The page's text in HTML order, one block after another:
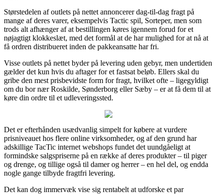
Størstedelen af outlets på nettet annoncerer dag-til-dag fragt på
mange af deres varer, eksempelvis Tactic spil, Sorteper, men som
trods alt afhænger af at bestillingen køres igennem forud for et
nøjagtigt klokkeslæt, med det formål at de har mulighed for at nå at
få ordren distribueret inden de pakkeansatte har fri.
Visse outlets på nettet byder på levering uden gebyr, men undertiden
gælder det kun hvis du aftager for et fastsat beløb. Ellers skal du
gribe den mest prisbevidste form for fragt, hvilket ofte – ligegyldigt
om du bor nær Roskilde, Sønderborg eller Sæby – er at få dem til at
køre din ordre til et udleveringssted.
Det er efterhånden usædvanlig simpelt for købere at vurdere
prisniveauet hos flere online virksomheder, og af den grund har
adskillige TacTic internet webshops fundet det uundgåeligt at
formindske salgspriserne på en række af deres produkter – til piger
og drenge, og tillige også til damer og herrer – en hel del, og endda
nogle gange tilbyde fragtfri levering.
Det kan dog immervæk vise sig rentabelt at udforske et par